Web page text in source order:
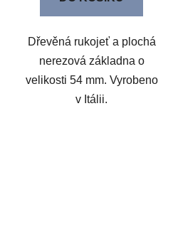
Dřevěná rukojeť a plochá
nerezová základna o
velikosti 54 mm. Vyrobeno
v Itálii.